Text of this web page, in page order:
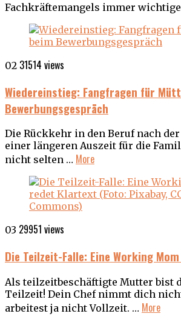
Fachkräftemangels immer
02 31514 views
Wiedereinstieg: Fangfragen für
Bewerbungsgespräch
Die Rückkehr in den Beruf nach
einer längeren Auszeit für die
nicht selten … More
03 29951 views
Die Teilzeit-Falle: Eine Working
Als teilzeitbeschäftigte Mutter bist
Teilzeit! Dein Chef nimmt dich
arbeitest ja nicht Vollzeit. … More